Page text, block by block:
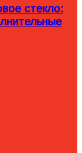
стекло: